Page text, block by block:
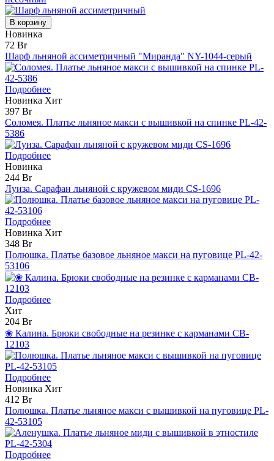
В корзину
Новинка
72 Br
Шарф льняной ассиметричный "Миранда" NY-1044-серый
Подробнее
Новинка Хит
397 Br
Соломея. Платье льняное макси с вышивкой на спинке PL-42-
5386
Подробнее
Новинка
244 Br
Луиза. Сарафан льняной с кружевом миди CS-1696
Подробнее
Новинка Хит
348 Br
Полюшка. Платье базовое льняное макси на пуговице PL-42-
53106
Подробнее
Хит
204 Br
❀ Калина. Брюки свободные на резинке с карманами CB-
12103
Подробнее
Новинка Хит
412 Br
Полюшка. Платье льняное макси с вышивкой на пуговице PL-
42-53105
Подробнее